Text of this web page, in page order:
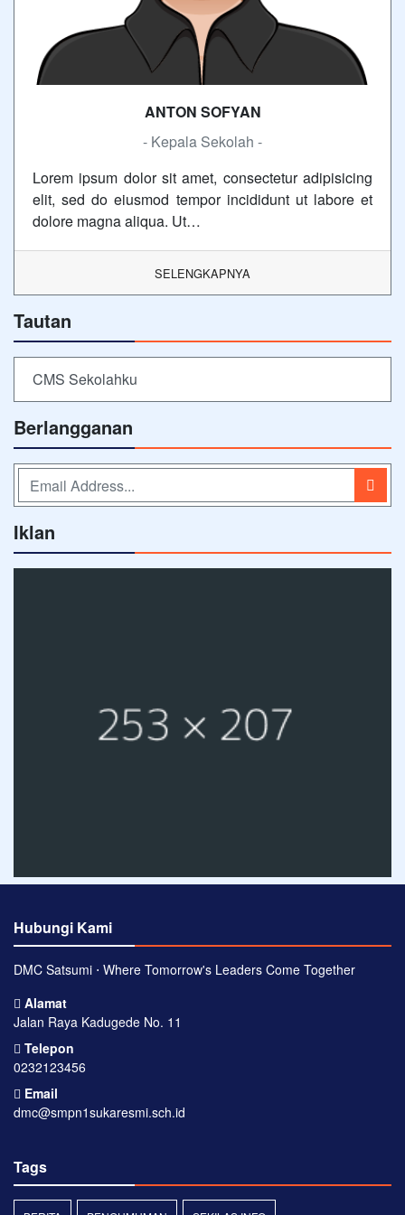
ANTON SOFYAN
- Kepala Sekolah -
Lorem ipsum dolor sit amet, consectetur adipisicing
elit, sed do eiusmod tempor incididunt ut labore et
dolore magna aliqua. Ut…
SELENGKAPNYA
Tautan
CMS Sekolahku
Berlangganan
Iklan
Hubungi Kami
DMC Satsumi ⋅ Where Tomorrow's Leaders Come Together
Alamat
Jalan Raya Kadugede No. 11
Telepon
0232123456
Email
dmc@smpn1sukaresmi.sch.id
Tags